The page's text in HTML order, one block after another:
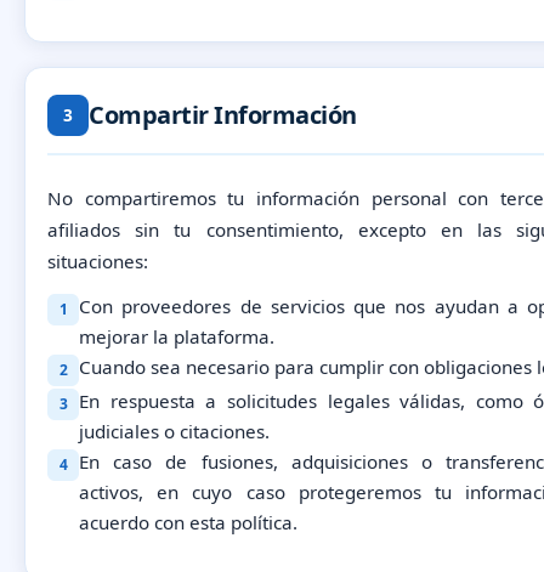
3 Compartir Información
No compartiremos tu información personal con
afiliados sin tu consentimiento, excepto en las
situaciones:
1
Con proveedores de servicios que nos ayudan a
mejorar la plataforma.
2 Cuando sea necesario para cumplir con obligaciones
3
En respuesta a solicitudes legales válidas, como
judiciales o citaciones.
4
En caso de fusiones, adquisiciones o
activos, en cuyo caso protegeremos tu
acuerdo con esta política.